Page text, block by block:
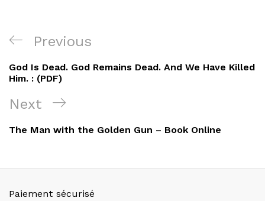
Navigation
de
l’article
Previous
Post
Previous
God Is Dead. God Remains Dead. And We Have Killed
Him. : (PDF)
Next
Post
Next
The Man with the Golden Gun – Book Online
Paiement sécurisé